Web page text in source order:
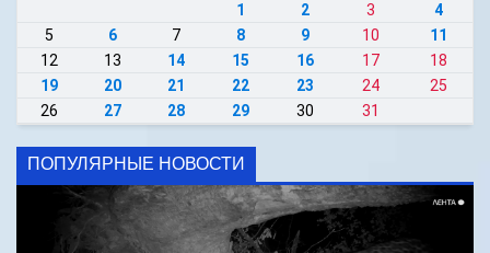
1
2 3
4
5
6 7 8 9 10
11
12
13 14 15 16 17
18
19
20 21 22 23 24
25
26
27 28 29 30 31
ПОПУЛЯРНЫЕ НОВОСТИ